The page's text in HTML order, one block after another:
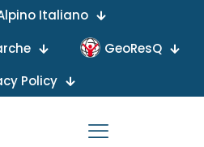
Italiano
GeoResQ
Policy